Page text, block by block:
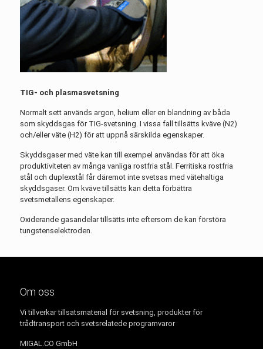
TIG- och plasmasvetsning
Normalt sett används argon, helium eller en blandning av båda
som skyddsgas för TIG-svetsning. I vissa fall tillsätts kväve (N2)
och/eller väte (H2) för att uppnå särskilda egenskaper.
Skyddsgaser med väte kan till exempel användas för att öka
produktiviteten av många vanliga rostfria stål. Ferritiska rostfria
stål och duplexstål får däremot inte svetsas med vätehaltiga
skyddsgaser. Om kväve tillsätts kan detta förbättra
svetsmetallens egenskaper.
Oxiderande gasandelar tillsätts inte eftersom de kan förstöra
tungstenselektroden.
Om oss
Vi tillverkar tillsatsmaterial för svetsning, produkter för
trådtransport och svetsrelatede programvaror
MIGAL.CO GmbH